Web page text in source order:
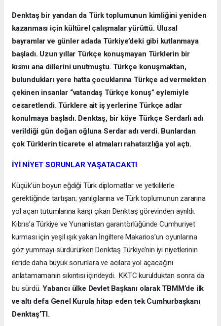
Denktaş bir yandan da Türk toplumunun kimliğini yeniden
kazanması için kültürel çalışmalar yürüttü. Ulusal
bayramlar ve günler adada Türkiye’deki gibi kutlanmaya
başladı. Uzun yıllar Türkçe konuşmayan Türklerin bir
kısmı ana dillerini unutmuştu. Türkçe konuşmaktan,
bulundukları yere hatta çocuklarına Türkçe ad vermekten
çekinen insanlar “vatandaş Türkçe konuş” eylemiyle
cesaretlendi. Türklere ait iş yerlerine Türkçe adlar
konulmaya başladı. Denktaş, bir köye Türkçe Serdarlı adı
verildiği gün doğan oğluna Serdar adı verdi. Bunlardan
çok Türklerin ticarete el atmaları rahatsızlığa yol açtı.
İYİ NİYET SORUNLAR YAŞATACAKTI
Küçük’ün boyun eğdiği Türk diplomatlar ve yetkililerle
gerektiğinde tartışan; yanılgılarına ve Türk toplumunun zararına
yol açan tutumlarına karşı çıkan Denktaş görevinden ayrıldı.
Kıbrıs’a Türkiye ve Yunanistan garantörlüğünde Cumhuriyet
kurması için yeşil ışık yakan İngiltere Makarios’un oyunlarına
göz yummayı sürdürürken Denktaş Türkiye’nin iyi niyetlerinin
ileride daha büyük sorunlara ve acılara yol açacağını
anlatamamanın sıkıntısı içindeydi. KKTC kurulduktan sonra da
bu sürdü.Yabancı ülke Devlet Başkanı olarak TBMM’de ilk
ve altı defa Genel Kurula hitap eden tek Cumhurbaşkanı
Denktaş’TI.